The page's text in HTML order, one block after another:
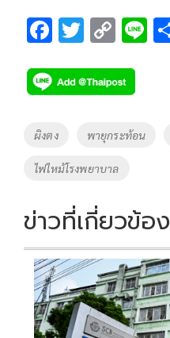
F
e
b
o
o
k
T
tt
er
C
p
y
Li
k
Li
Tags
ผิงตง พายุกระท้อน
ไฟไหม้โรงพยาบาล
ข่าวที่เกี่ยวข้อง